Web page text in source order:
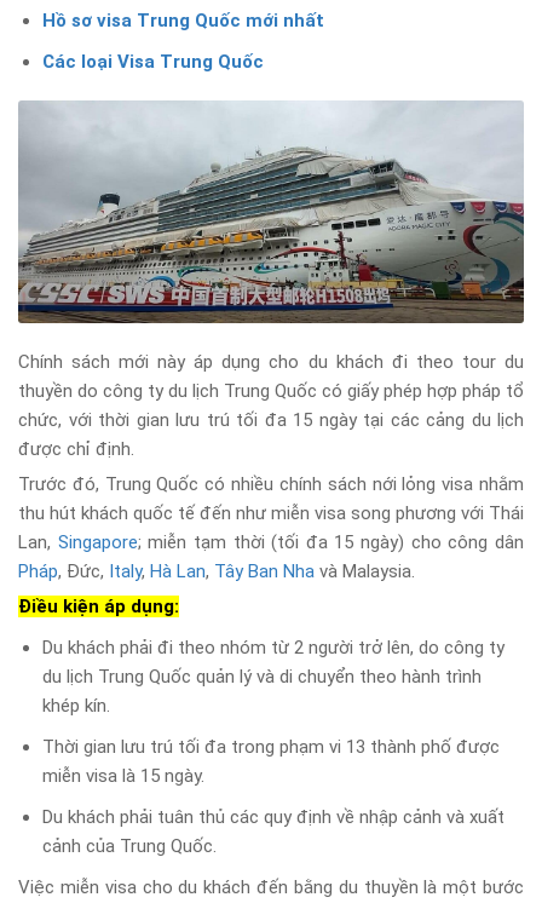
Hồ sơ visa Trung Quốc mới nhất
Các loại Visa Trung Quốc
Chính sách mới này áp dụng cho du khách đi theo tour du
thuyền do công ty du lịch Trung Quốc có giấy phép hợp pháp tổ
chức, với thời gian lưu trú tối đa 15 ngày tại các cảng du lịch
được chỉ định.
Trước đó, Trung Quốc có nhiều chính sách nới lỏng visa nhằm
thu hút khách quốc tế đến như miễn visa song phương với Thái
Lan, Singapore; miễn tạm thời (tối đa 15 ngày) cho công dân
Pháp, Đức, Italy, Hà Lan, Tây Ban Nha và Malaysia.
Điều kiện áp dụng:
Du khách phải đi theo nhóm từ 2 người trở lên, do công ty
du lịch Trung Quốc quản lý và di chuyển theo hành trình
khép kín.
Thời gian lưu trú tối đa trong phạm vi 13 thành phố được
miễn visa là 15 ngày.
Du khách phải tuân thủ các quy định về nhập cảnh và xuất
cảnh của Trung Quốc.
Việc miễn visa cho du khách đến bằng du thuyền là một bước